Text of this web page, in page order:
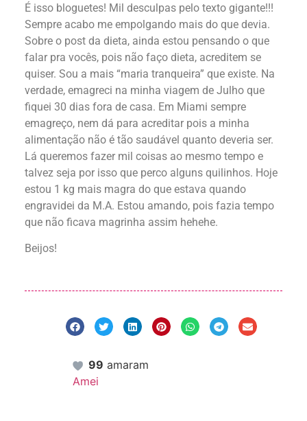
É isso bloguetes! Mil desculpas pelo texto gigante!!!
Sempre acabo me empolgando mais do que devia.
Sobre o post da dieta, ainda estou pensando o que
falar pra vocês, pois não faço dieta, acreditem se
quiser. Sou a mais “maria tranqueira” que existe. Na
verdade, emagreci na minha viagem de Julho que
fiquei 30 dias fora de casa. Em Miami sempre
emagreço, nem dá para acreditar pois a minha
alimentação não é tão saudável quanto deveria ser.
Lá queremos fazer mil coisas ao mesmo tempo e
talvez seja por isso que perco alguns quilinhos. Hoje
estou 1 kg mais magra do que estava quando
engravidei da M.A. Estou amando, pois fazia tempo
que não ficava magrinha assim hehehe.
Beijos!
99 amaram
Amei